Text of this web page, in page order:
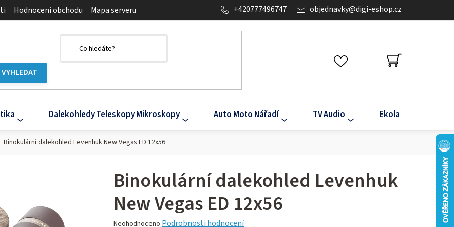
Hodnocení obchodu Mapa serveru objednavky@digi-eshop.cz
+420777496747
NÁKUPNÍ
KOŠÍK
Dalekohledy Teleskopy Mikroskopy Auto Moto Nářadí TV Audio Ekola
Binokulární dalekohled Levenhuk New Vegas ED 12x56
Binokulární dalekohled Levenhuk
New Vegas ED 12x56
Průměrné
Neohodnoceno Podrobnosti hodnocení